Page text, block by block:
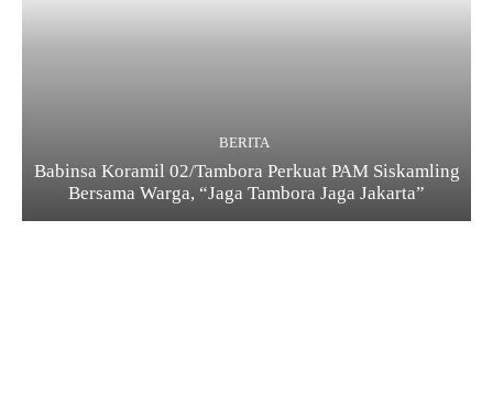
BERITA
Babinsa Koramil 02/Tambora Perkuat PAM Siskamling
Bersama Warga, “Jaga Tambora Jaga Jakarta”